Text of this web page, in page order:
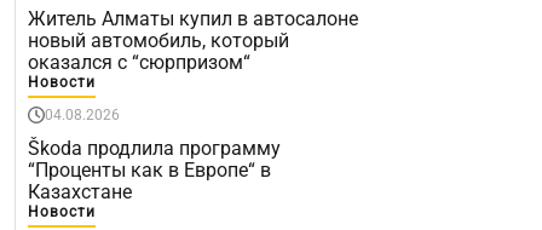
Житель Алматы купил в автосалоне
новый автомобиль, который
оказался с “сюрпризом“
Новости
04.08.2026
Škoda продлила программу
“Проценты как в Европе“ в
Казахстане
Новости